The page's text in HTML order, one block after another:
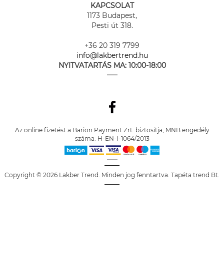
KAPCSOLAT
1173 Budapest,
Pesti út 318.
+36 20 319 7799
info@lakbertrend.hu
NYITVATARTÁS MA: 10:00-18:00
Az online fizetést a Barion Payment Zrt. biztosítja, MNB engedély
száma: H-EN-I-1064/2013
Copyright © 2026 Lakber Trend. Minden jog fenntartva. Tapéta trend Bt.